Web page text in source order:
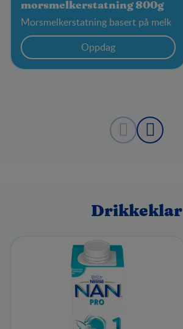
morsmelkerstatning 800g
Morsmelkerstatning basert på melk
Oppdag
Drikkeklar